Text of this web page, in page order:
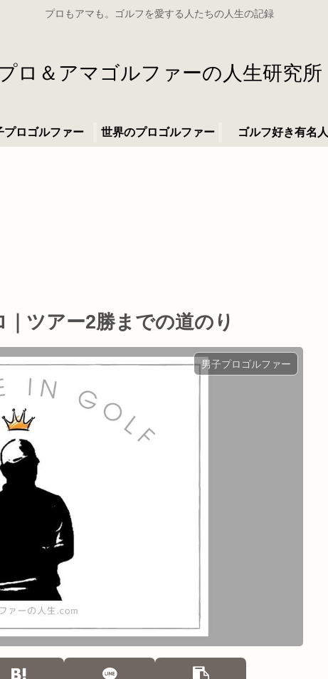
プロもアマも。ゴルフを愛する人たちの人生の記録
ロ＆アマゴルファーの人生研究所
プロゴルファー 世界のプロゴルファー ゴルフ好き有名人
ツアー2勝までの道のり
男子プロゴルファー